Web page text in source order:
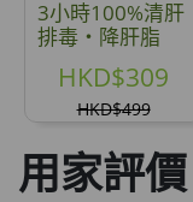
3小時100%清肝
排毒‧降肝脂
HKD$309
HKD$499
用家評價